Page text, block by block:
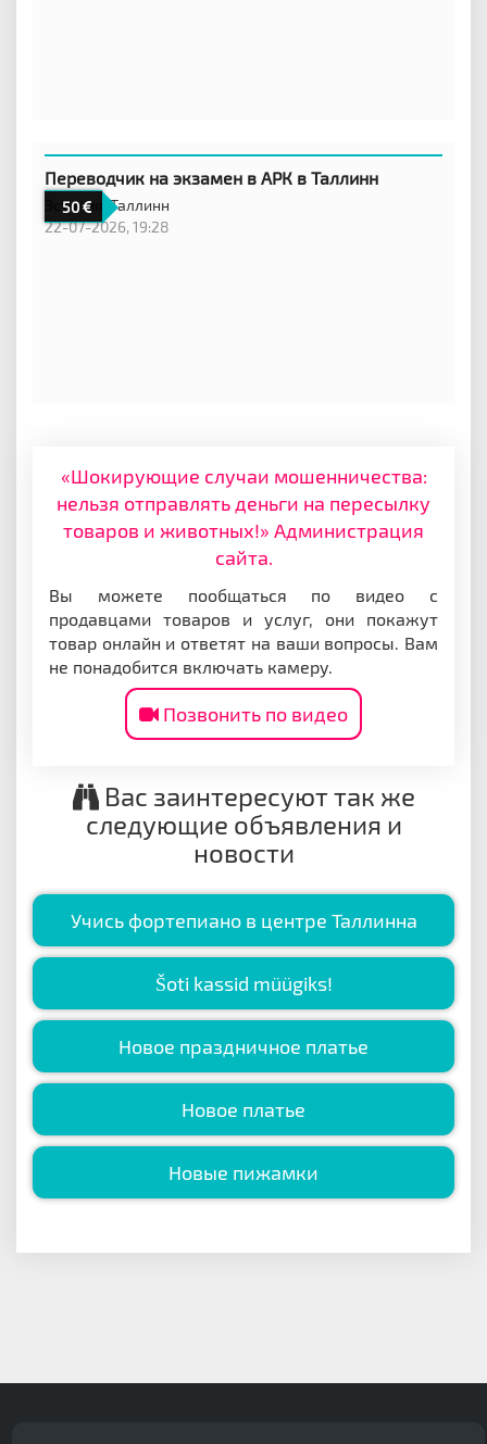
50
Переводчик на экзамен в АРК в Таллинн
Эстония, Таллинн
22-07-2026, 19:28
«Шокирующие случаи мошенничества:
нельзя отправлять деньги на пересылку
товаров и животных!» Администрация
сайта.
Вы можете пообщаться по видео с
продавцами товаров и услуг, они покажут
товар онлайн и ответят на ваши вопросы. Вам
не понадобится включать камеру.
Позвонить по видео
Вас заинтересуют так же
следующие объявления и
новости
Учись фортепиано в центре Таллинна
Šoti kassid müügiks!
Новое праздничное платье
Новое платье
Новые пижамки